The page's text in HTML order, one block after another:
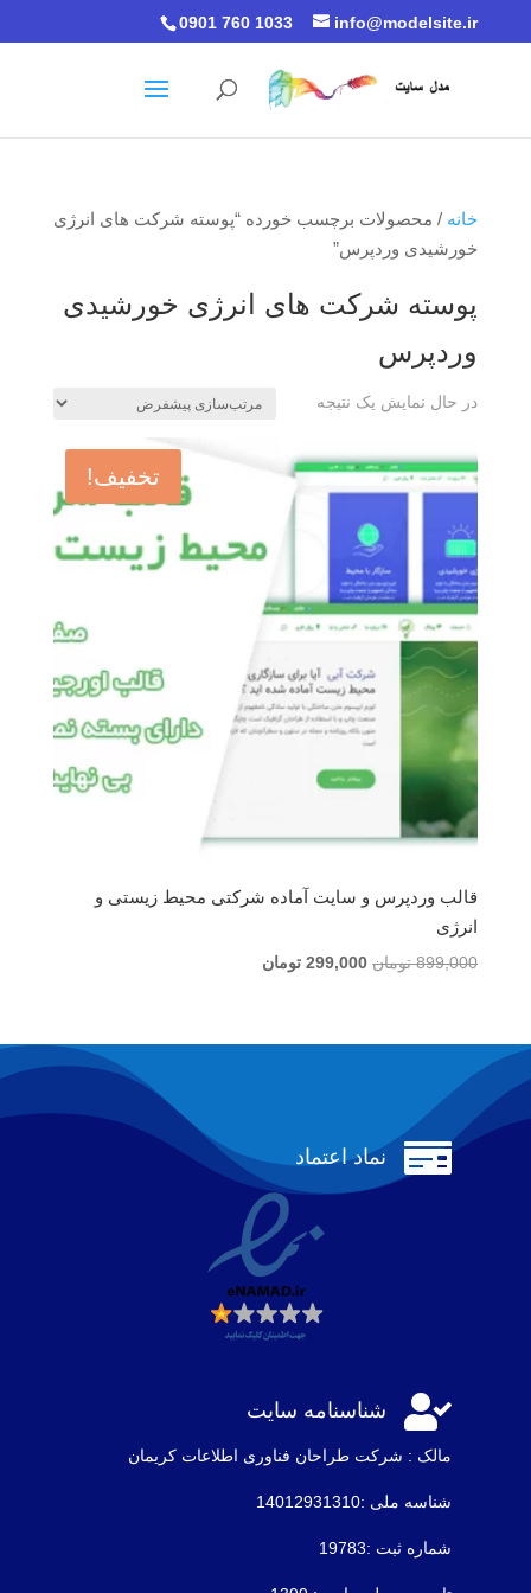
0901 760 1033 info@modelsite.ir
خانه / محصولات برچسب خورده “پوسته شرکت های انرژی
خورشیدی وردپرس”
پوسته شرکت های انرژی خورشیدی
وردپرس
در حال نمایش یک نتیجه
تخفیف!
قالب وردپرس و سایت آماده شرکتی محیط زیستی و
انرژی
899,000 تومان قیمت
بود.
299,000 تومانقیمت
است.
 نماد اعتماد
 شناسنامه سایت
مالک : شرکت طراحان فناوری اطلاعات كريمان
شناسه ملی :14012931310
شماره ثبت :19783